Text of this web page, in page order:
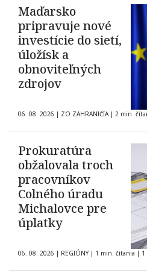
Maďarsko
pripravuje nové
investície do sietí,
úložísk a
obnoviteľných
zdrojov
06. 08. 2026 | ZO ZAHRANIČIA | 2 min.
Prokuratúra
obžalovala troch
pracovníkov
Colného úradu
Michalovce pre
úplatky
06. 08. 2026 | REGIÓNY | 1 min. čítania | 1